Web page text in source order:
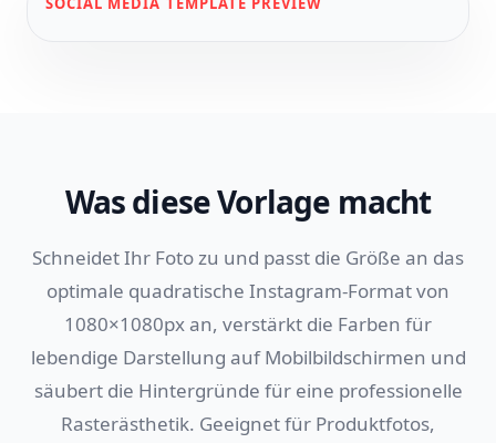
Was diese Vorlage macht
Schneidet Ihr Foto zu und passt die Größe an das
optimale quadratische Instagram-Format von
1080×1080px an, verstärkt die Farben für
lebendige Darstellung auf Mobilbildschirmen und
säubert die Hintergründe für eine professionelle
Rasterästhetik. Geeignet für Produktfotos,